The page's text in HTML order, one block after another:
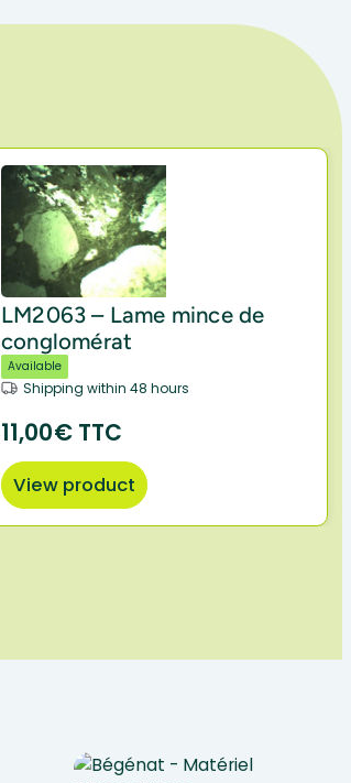
LM2063 – Lame mince de
conglomérat
Available
Shipping within 48 hours
11,00€ TTC
View product